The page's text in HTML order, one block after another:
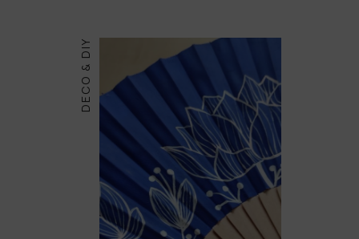
DECO & DIY